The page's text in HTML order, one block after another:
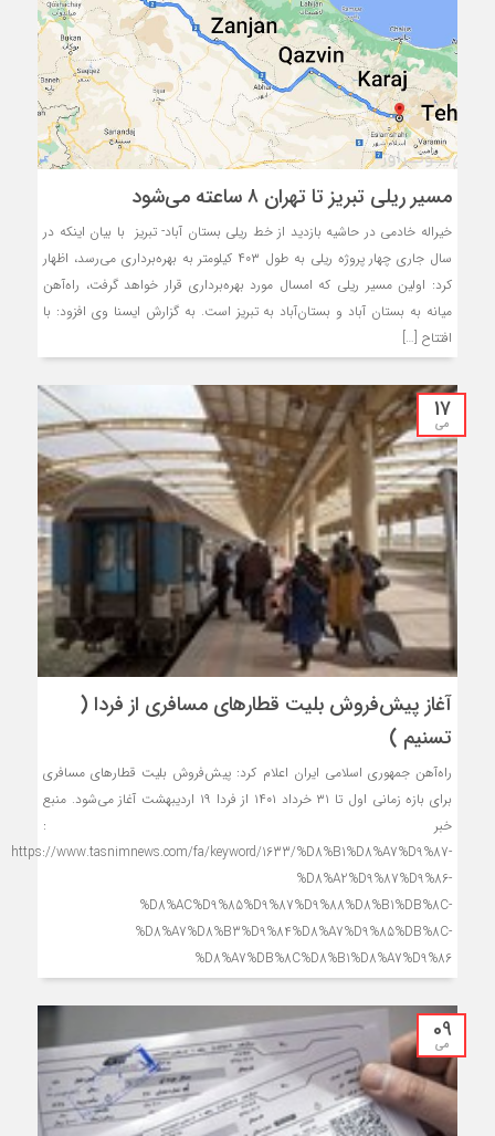
مسیر ریلی تبریز تا تهران ۸ ساعته می‌شود
خیراله خادمی در حاشیه بازدید از خط ریلی بستان آباد- تبریز با بیان اینکه در
سال جاری چهار پروژه ریلی به طول ۴۰۳ کیلومتر به بهره‌برداری می‌رسد، اظهار
کرد: اولین مسیر ریلی که امسال مورد بهره‌برداری قرار خواهد گرفت، راه‌آهن
میانه به بستان آباد و بستان‌آباد به تبریز است. به گزارش ایسنا وی افزود: با
افتتاح […]
17
می
آغاز پیش‌فروش بلیت قطارهای مسافری از فردا (
تسنیم )
راه‌آهن جمهوری اسلامی ایران اعلام کرد: پیش‌فروش بلیت قطارهای مسافری
برای بازه زمانی اول تا ۳۱ خرداد ۱۴۰۱ از فردا ۱۹ اردیبهشت آغاز می‌شود. منبع
خبر :
https://www.tasnimnews.com/fa/keyword/1633/%D8%B1%D8%A7%D9%87-
%D8%A2%D9%87%D9%86-
%D8%AC%D9%85%D9%87%D9%88%D8%B1%DB%8C-
%D8%A7%D8%B3%D9%84%D8%A7%D9%85%DB%8C-
%D8%A7%DB%8C%D8%B1%D8%A7%D9%86
09
می